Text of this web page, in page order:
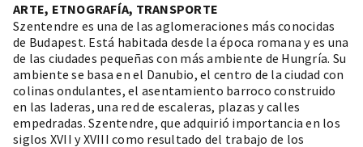
ARTE, ETNOGRAFÍA, TRANSPORTE
Szentendre es una de las aglomeraciones más conocidas
de Budapest. Está habitada desde la época romana y es una
de las ciudades pequeñas con más ambiente de Hungría. Su
ambiente se basa en el Danubio, el centro de la ciudad con
colinas ondulantes, el asentamiento barroco construido
en las laderas, una red de escaleras, plazas y calles
empedradas. Szentendre, que adquirió importancia en los
siglos XVII y XVIII como resultado del trabajo de los